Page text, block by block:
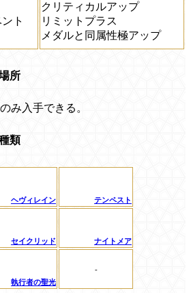
ト
クリティカルアップ
リミットプラス
メダルと同属性極アップ
所
み入手できる。
類
ヘヴィレイン テンペスト
セイクリッド ナイトメア
執行者の聖光
-